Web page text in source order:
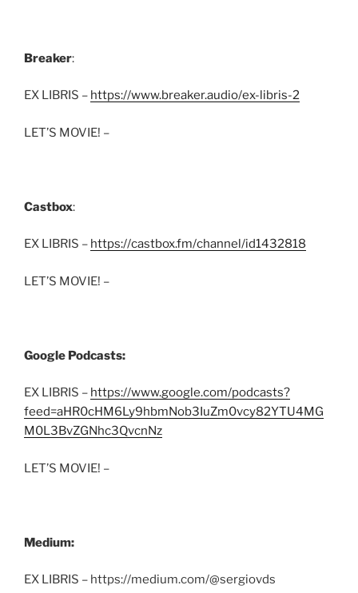
Breaker:
EX LIBRIS – https://www.breaker.audio/ex-libris-2
LET’S MOVIE! –
Castbox:
EX LIBRIS – https://castbox.fm/channel/id1432818
LET’S MOVIE! –
Google Podcasts:
EX LIBRIS – https://www.google.com/podcasts?
feed=aHR0cHM6Ly9hbmNob3IuZm0vcy82YTU4MG
M0L3BvZGNhc3QvcnNz
LET’S MOVIE! –
Medium:
EX LIBRIS – https://medium.com/@sergiovds